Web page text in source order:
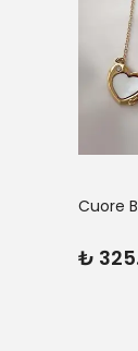
Cuore
₺